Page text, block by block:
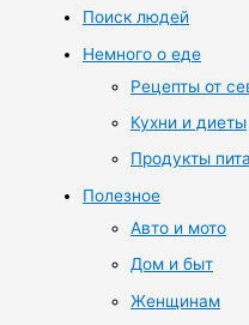
Поиск людей
Немного о еде
Рецепты от
Кухни и диеты
Продукты
Полезное
Авто и мото
Дом и быт
Женщинам